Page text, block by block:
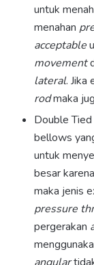
untuk
menahan
acceptable
movement
lateral. Jika
rodmaka
Double
bellows
untuk
besar
maka jenis
pressure
pergerakan